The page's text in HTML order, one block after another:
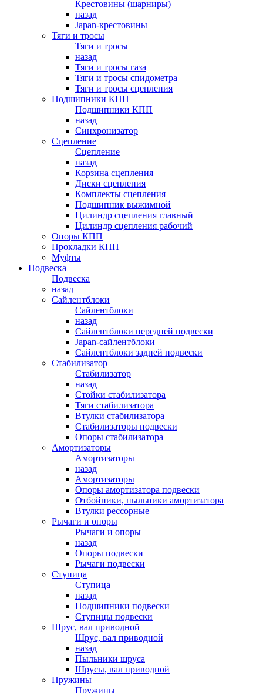
Крестовины (шарниры)
назад
Japan-крестовины
Тяги и тросы
Тяги и тросы
назад
Тяги и тросы газа
Тяги и тросы спидометра
Тяги и тросы сцепления
Подшипники КПП
Подшипники КПП
назад
Синхронизатор
Сцепление
Сцепление
назад
Корзина сцепления
Диски сцепления
Комплекты сцепления
Подшипник выжимной
Цилиндр сцепления главный
Цилиндр сцепления рабочий
Опоры КПП
Прокладки КПП
Муфты
Подвеска
Подвеска
назад
Сайлентблоки
Сайлентблоки
назад
Сайлентблоки передней подвески
Japan-сайлентблоки
Сайлентблоки задней подвески
Стабилизатор
Стабилизатор
назад
Стойки стабилизатора
Тяги стабилизатора
Втулки стабилизатора
Стабилизаторы подвески
Опоры стабилизатора
Амортизаторы
Амортизаторы
назад
Амортизаторы
Опоры амортизатора подвески
Отбойники, пыльники амортизатора
Втулки рессорные
Рычаги и опоры
Рычаги и опоры
назад
Опоры подвески
Рычаги подвески
Ступица
Ступица
назад
Подшипники подвески
Ступицы подвески
Шрус, вал приводной
Шрус, вал приводной
назад
Пыльники шруса
Шрусы, вал приводной
Пружины
Пружины